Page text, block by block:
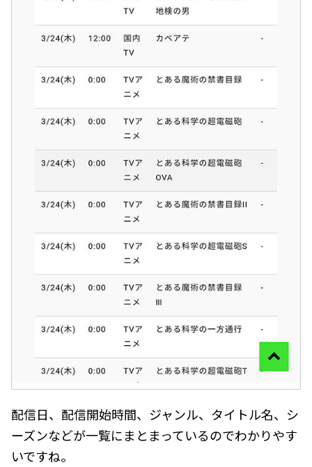
配信日、配信開始時間、ジャンル、タイトル名、シ
ーズンなどが一覧にまとまっているのでわかりやす
いですね。